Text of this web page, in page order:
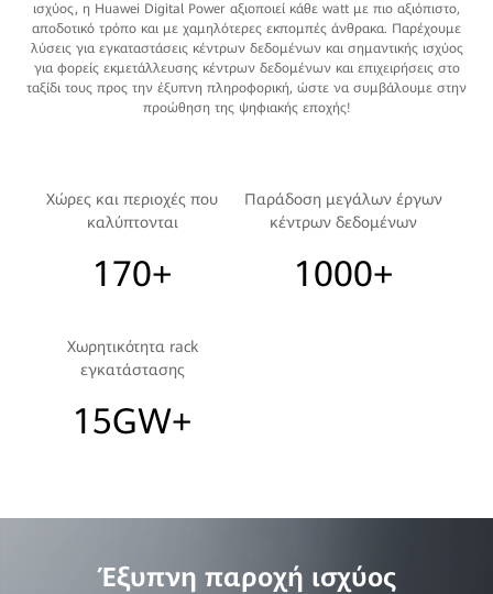
ισχύος, η Huawei Digital Power αξιοποιεί κάθε watt με πιο αξιόπιστο,
αποδοτικό τρόπο και με χαμηλότερες εκπομπές άνθρακα. Παρέχουμε
λύσεις για εγκαταστάσεις κέντρων δεδομένων και σημαντικής ισχύος
για φορείς εκμετάλλευσης κέντρων δεδομένων και επιχειρήσεις στο
ταξίδι τους προς την έξυπνη πληροφορική, ώστε να συμβάλουμε στην
προώθηση της ψηφιακής εποχής!
Χώρες και περιοχές που
καλύπτονται
170+
Παράδοση μεγάλων έργων
κέντρων δεδομένων
1000+
Χωρητικότητα rack
εγκατάστασης
15GW+
Έξυπνη παροχή ισχύος